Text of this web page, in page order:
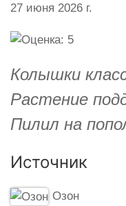
27 июня 2026 г.
Колышки
Растение
Пилил на
Источник
Озон